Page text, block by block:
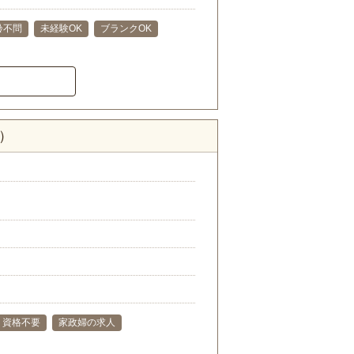
不問 未経験OK
ブランクOK
資格不要
家政婦の求人